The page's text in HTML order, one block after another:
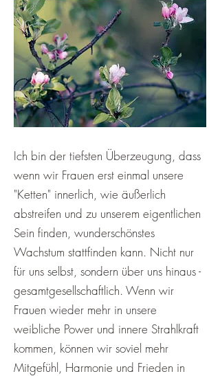
Ich bin der tiefsten Überzeugung, dass
wenn wir Frauen erst einmal unsere
"Ketten" innerlich, wie äußerlich
abstreifen und zu unserem eigentlichen
Sein finden, wunderschönstes
Wachstum stattfinden kann. Nicht nur
für uns selbst, sondern über uns hinaus -
gesamtgesellschaftlich. Wenn wir
Frauen wieder mehr in unsere
weibliche Power und innere Strahlkraft
kommen, können wir soviel mehr
Mitgefühl, Harmonie und Frieden in